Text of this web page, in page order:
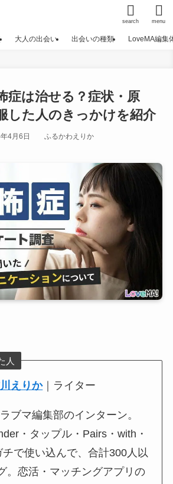
search menu
大人の出会い 出会いの種類 LoveMA編集
症は治せる？症状・原
した人のきっかけを紹介
4月6日 ふるかわえりか
人
えりか｜ライター
ブマ編集部のインターン。
・タップル・Pairs・with・
で使い込んで、合計300人以
。恋活・マッチングアプリの